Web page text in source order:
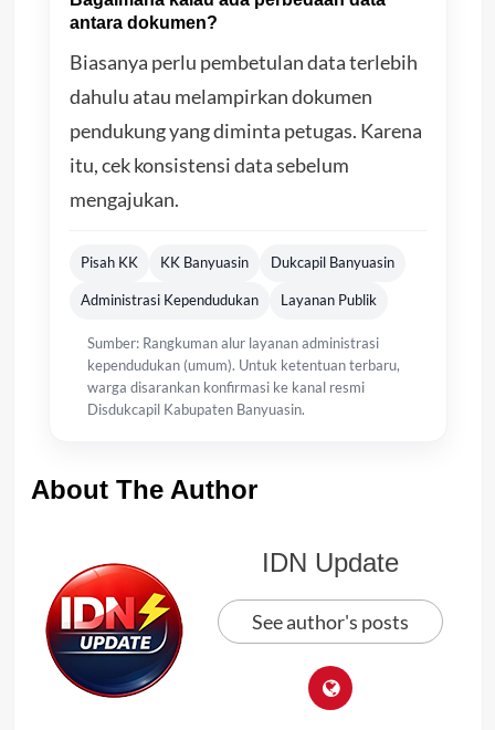
antara dokumen?
Biasanya perlu pembetulan data terlebih
dahulu atau melampirkan dokumen
pendukung yang diminta petugas. Karena
itu, cek konsistensi data sebelum
mengajukan.
Pisah KK KK Banyuasin Dukcapil Banyuasin
Administrasi Kependudukan Layanan Publik
Sumber: Rangkuman alur layanan administrasi
kependudukan (umum). Untuk ketentuan terbaru,
warga disarankan konfirmasi ke kanal resmi
Disdukcapil Kabupaten Banyuasin.
About The Author
IDN Update
See author's posts